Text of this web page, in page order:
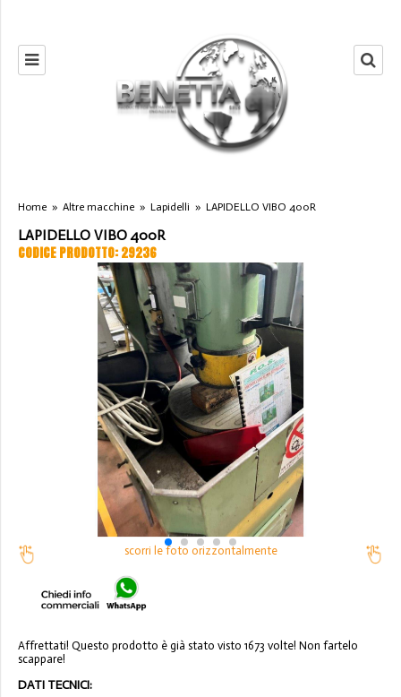
Home » Altre macchine » Lapidelli » LAPIDELLO VIBO 400R
LAPIDELLO VIBO 400R
CODICE PRODOTTO: 29236
scorri le foto orizzontalmente
Affrettati! Questo prodotto è già stato visto 1673 volte! Non fartelo
scappare!
DATI TECNICI: